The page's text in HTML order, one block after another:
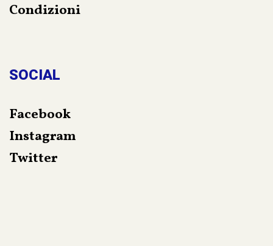
Condizioni
SOCIAL
Facebook
Instagram
Twitter